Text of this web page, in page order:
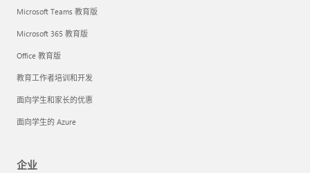
Microsoft Teams 教育版
Microsoft 365 教育版
Office 教育版
教育工作者培训和开发
面向学生和家长的优惠
面向学生的 Azure
企业